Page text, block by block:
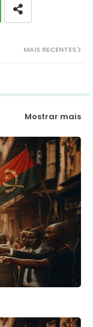
MAIS RECENTES
Mostrar mais